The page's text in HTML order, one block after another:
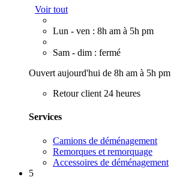
Voir tout
Lun - ven : 8h am à 5h pm
Sam - dim : fermé
Ouvert aujourd'hui de 8h am à 5h pm
Retour client 24 heures
Services
Camions de déménagement
Remorques et remorquage
Accessoires de déménagement
5